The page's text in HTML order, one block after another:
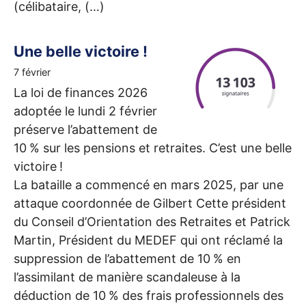
(célibataire, (…)
Une belle victoire !
7 février
La loi de finances 2026
adoptée le lundi 2 février
préserve l’abattement de
10 % sur les pensions et retraites. C’est une belle
victoire !
La bataille a commencé en mars 2025, par une
attaque coordonnée de Gilbert Cette président
du Conseil d’Orientation des Retraites et Patrick
Martin, Président du MEDEF qui ont réclamé la
suppression de l’abattement de 10 % en
l’assimilant de manière scandaleuse à la
déduction de 10 % des frais professionnels des